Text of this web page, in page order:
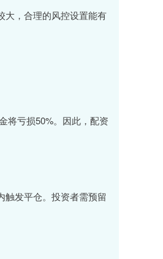
大，合理的风控设置能有
将亏损50%。因此，配资
触发平仓。投资者需预留